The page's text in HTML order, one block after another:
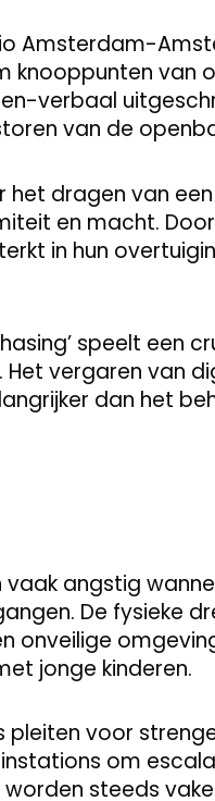
Amsterdam-
knooppunten van
verbaal
van de
het dragen van
en macht.
in hun
speelt een
vergaren van
dan het
angstig
De fysieke
onveilige
jonge kinderen.
pleiten voor
om
steeds